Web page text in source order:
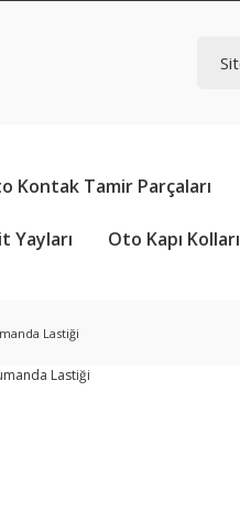
Kontak Tamir Parçaları
Yayları Oto Kapı Kolları
Lastiği